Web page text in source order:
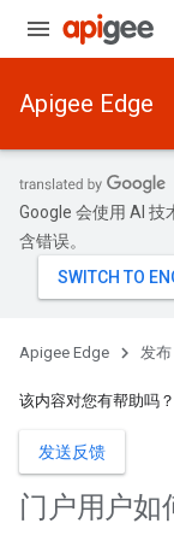
Apigee Edge
Google 会使用 AI
含错误。
Apigee Edge 发布
该内容对您有帮助吗？
发送反馈
门户用户如